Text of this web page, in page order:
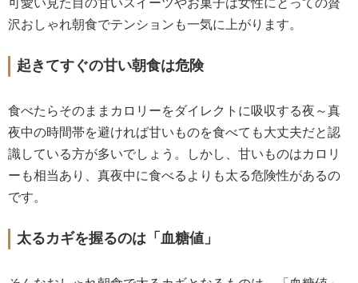
可愛い見た目の甘いスイーツやお菓子は女性にとっての贅
沢おしゃれ朝食でテンションも一気に上がります。
起きてすぐの甘い朝食は危険
食べたらそのままカロリーをダイレクトに吸収する夜～真
夜中の時間帯を避ければ甘いものを食べても大丈夫だと認
識している方が多いでしょう。しかし、甘いものはカロリ
ーも相当あり、真夜中に食べるよりも太る危険性があるの
です。
太るカギを握るのは「血糖値」